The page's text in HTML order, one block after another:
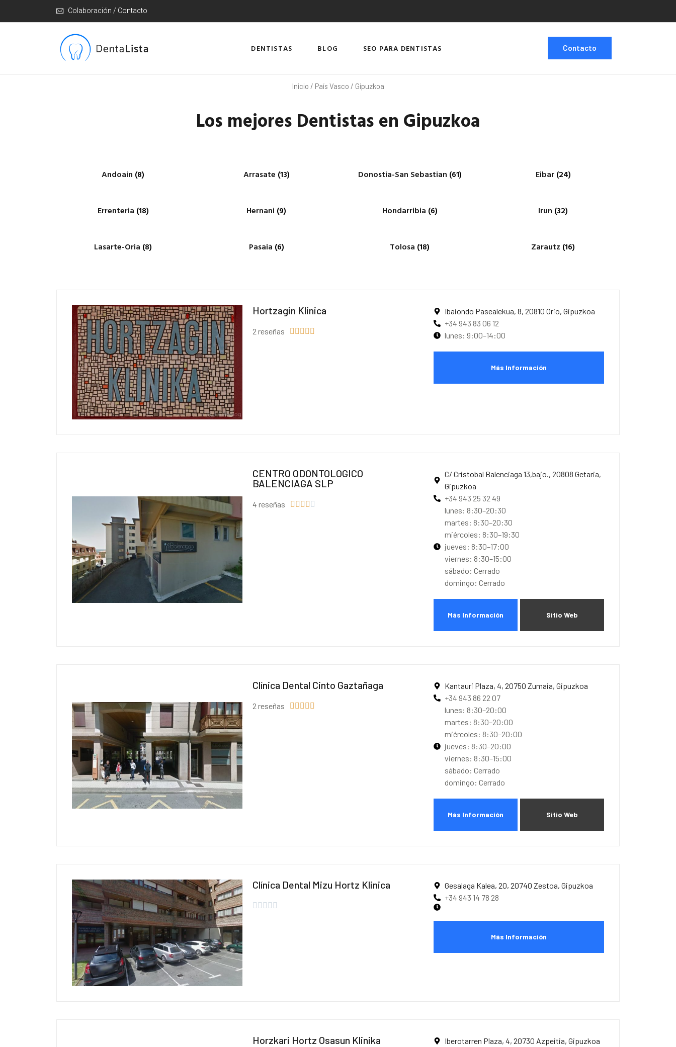
Colaboración / Contacto
DENTISTAS BLOG SEO PARA DENTISTAS Contacto
Inicio / País Vasco / Gipuzkoa
Los mejores Dentistas en Gipuzkoa
Andoain (8) Arrasate (13) Donostia-San Sebastian (61) Eibar (24)
Errenteria (18) Hernani (9) Hondarribia (6) Irun (32)
Lasarte-Oria (8) Pasaia (6) Tolosa (18) Zarautz (16)
Hortzagin Klinica
2 reseñas     
Ibaiondo Pasealekua, 8, 20810 Orio, Gipuzkoa
+34 943 83 06 12
lunes: 9:00–14:00
Más Información
CENTRO ODONTOLOGICO
BALENCIAGA SLP
4 reseñas     
C/ Cristobal Balenciaga 13,bajo., 20808 Getaria,
Gipuzkoa
+34 943 25 32 49
lunes: 8:30–20:30
martes: 8:30–20:30
miércoles: 8:30–19:30
jueves: 8:30–17:00
viernes: 8:30–15:00
sábado: Cerrado
domingo: Cerrado
Más Información Sitio Web
Clínica Dental Cinto Gaztañaga
2 reseñas     
Kantauri Plaza, 4, 20750 Zumaia, Gipuzkoa
+34 943 86 22 07
lunes: 8:30–20:00
martes: 8:30–20:00
miércoles: 8:30–20:00
jueves: 8:30–20:00
viernes: 8:30–15:00
sábado: Cerrado
domingo: Cerrado
Más Información Sitio Web
Clínica Dental Mizu Hortz Klinica
    
Gesalaga Kalea, 20, 20740 Zestoa, Gipuzkoa
+34 943 14 78 28
Más Información
Horzkari Hortz Osasun Klinika
Iberotarren Plaza, 4, 20730 Azpeitia, Gipuzkoa